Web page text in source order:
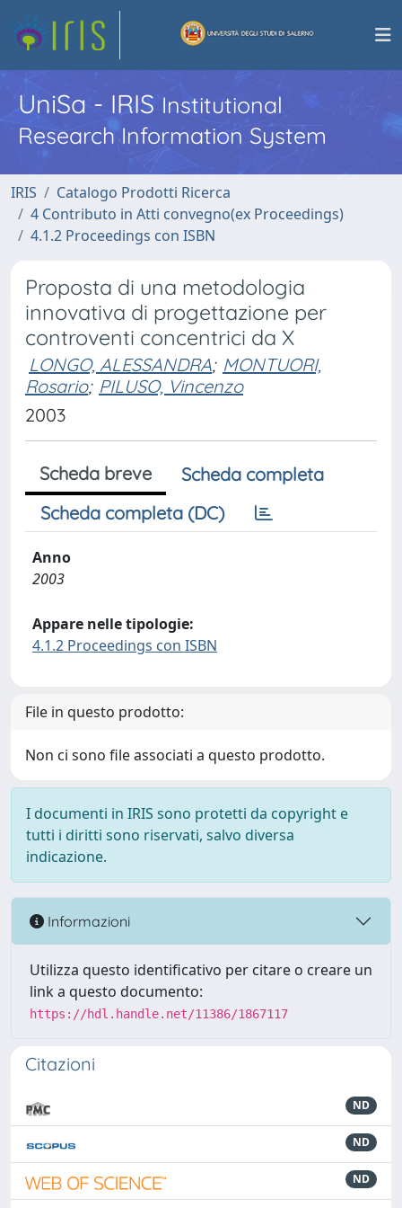
UniSa - IRISInstitutional
Research Information System
IRIS
Catalogo Prodotti Ricerca
4 Contributo in Atti convegno(ex Proceedings)
4.1.2 Proceedings con ISBN
Proposta di una metodologia
innovativa di progettazione per
controventi concentrici da X
LONGO, ALESSANDRA; MONTUORI,
Rosario; PILUSO, Vincenzo
2003
Scheda breve
Scheda completa
Scheda completa (DC)
Anno
2003
Appare nelle tipologie:
4.1.2 Proceedings con ISBN
File in questo prodotto:
Non ci sono file associati a questo prodotto.
I documenti in IRIS sono protetti da copyright e
tutti i diritti sono riservati, salvo diversa
indicazione.
Informazioni
Utilizza questo identificativo per citare o creare un
link a questo documento:
https://hdl.handle.net/11386/1867117
Citazioni
ND
ND
ND